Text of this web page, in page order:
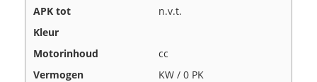
APK tot
n.v.t.
Kleur
Motorinhoud
cc
Vermogen
KW / 0 PK